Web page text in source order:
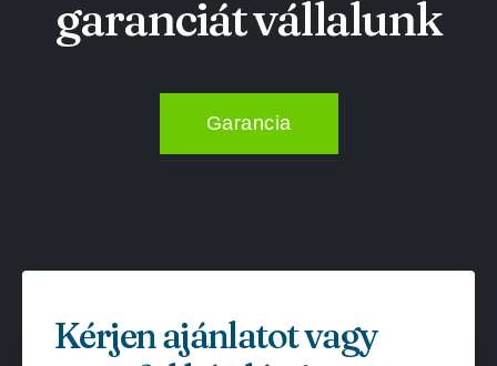
garanciát vállalunk
Garancia
Kérjen ajánlatot vagy